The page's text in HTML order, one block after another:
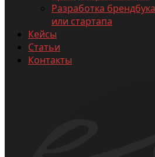
Разработка
или стартапа
Кейсы
Статьи
Контакты